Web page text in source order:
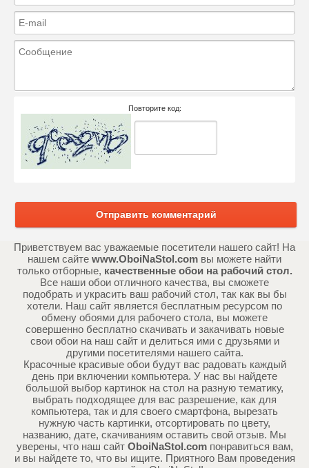
Повторите код:
Отправить комментарий
Приветствуем вас уважаемые посетители нашего сайт! На
нашем сайте www.OboiNaStol.com вы можете найти
только отборные, качественные обои на рабочий стол.
Все наши обои отличного качества, вы сможете
подобрать и украсить ваш рабочий стол, так как вы бы
хотели. Наш сайт является бесплатным ресурсом по
обмену обоями для рабочего стола, вы можете
совершенно бесплатно скачивать и закачивать новые
свои обои на наш сайт и делиться ими с друзьями и
другими посетителями нашего сайта.
Красочные красивые обои будут вас радовать каждый
день при включении компьютера. У нас вы найдете
большой выбор картинок на стол на разную тематику,
выбрать подходящее для вас разрешение, как для
компьютера, так и для своего смартфона, вырезать
нужную часть картинки, отсортировать по цвету,
названию, дате, скачиваниям оставить свой отзыв. Мы
уверены, что наш сайт OboiNaStol.comпонравиться вам,
и вы найдете то, что вы ищите. Приятного Вам проведения